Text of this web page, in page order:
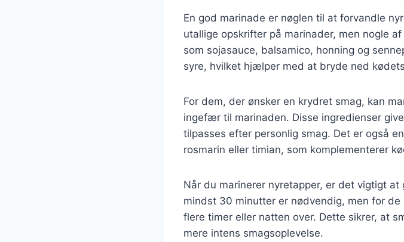
En god marinade er nøglen til at forvandle
utallige opskrifter på marinader, men nogle
som sojasauce, balsamico, honning og
syre, hvilket hjælper med at bryde ned
For dem, der ønsker en krydret smag, kan
ingefær til marinaden. Disse ingredienser
tilpasses efter personlig smag. Det er også
rosmarin eller timian, som komplementerer
Når du marinerer nyretapper, er det vigtigt
mindst 30 minutter er nødvendig, men for
flere timer eller natten over. Dette sikrer, at
mere intens smagsoplevelse.